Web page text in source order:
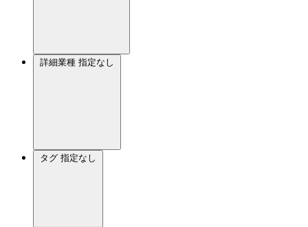
詳細業種 指定なし
タグ 指定なし